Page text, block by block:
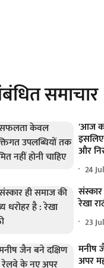
समाचार
'आज
और
24
रेखा
23
मनीष
अपर